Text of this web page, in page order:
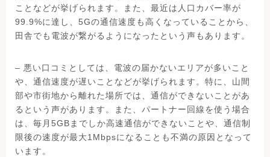
ことなどが挙げられます。また、最近は人口カバー率が
99.9%に達し、5Gの通信速度も高くなっていることから、
田舎でも電波が繋がるようになったという声もあります。
– 悪い口コミとしては、電波の届かないエリアが多いこと
や、通信速度が遅いことなどが挙げられます。特に、山間
部や市街地から離れた場所では、通信ができないことがあ
るという声があります。また、パートナー回線を使う場合
は、毎月5GBまでしか高速通信ができないことや、通信制
限後の速度が最大1Mbpsになることも不満の原因となって
います。